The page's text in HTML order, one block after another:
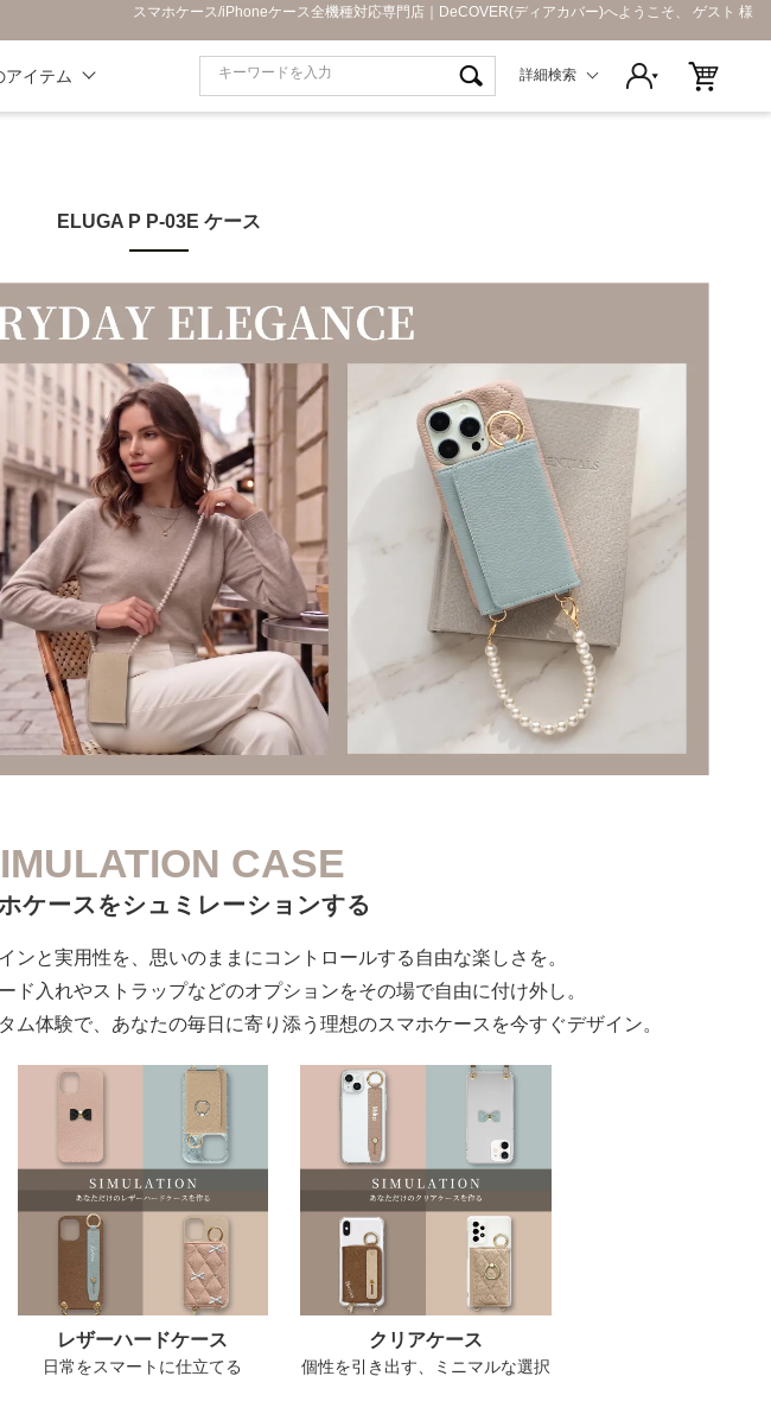
スマホケース/iPhoneケース全機種対応専門店｜DeCOVER(ディアカバー)へようこそ、 ゲスト 様
アイテム 詳細検索
ELUGA P P-03E ケース